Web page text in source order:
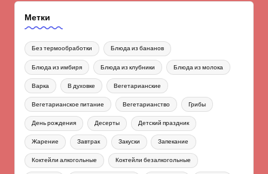
Метки
Без термообработки Блюда из бананов
Блюда из имбиря Блюда из клубники Блюда из молока
Варка В духовке Вегетарианские
Вегетарианское питание Вегетарианство Грибы
День рождения Десерты Детский праздник
Жарение Завтрак Закуски Запекание
Коктейли алкогольные Коктейли безалкогольные